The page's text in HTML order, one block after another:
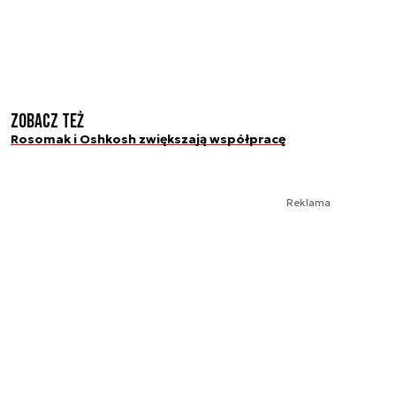
Zobacz też
Rosomak i Oshkosh zwiększają współpracę
Reklama